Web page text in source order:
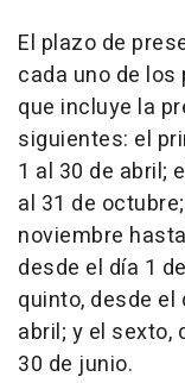
El plazo de
cada uno de
que incluye la
siguientes: el
1 al 30 de abril;
al 31 de
noviembre
desde el día 1
quinto, desde el
abril; y el sexto,
30 de junio.